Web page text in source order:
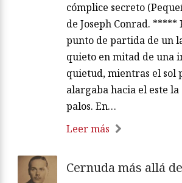
cómplice secreto
de Joseph Conrad. *****
punto de partida de un
quieto en mitad de una
quietud, mientras el sol
alargaba hacia el este la
palos. En…
Leer más
Cernuda más allá